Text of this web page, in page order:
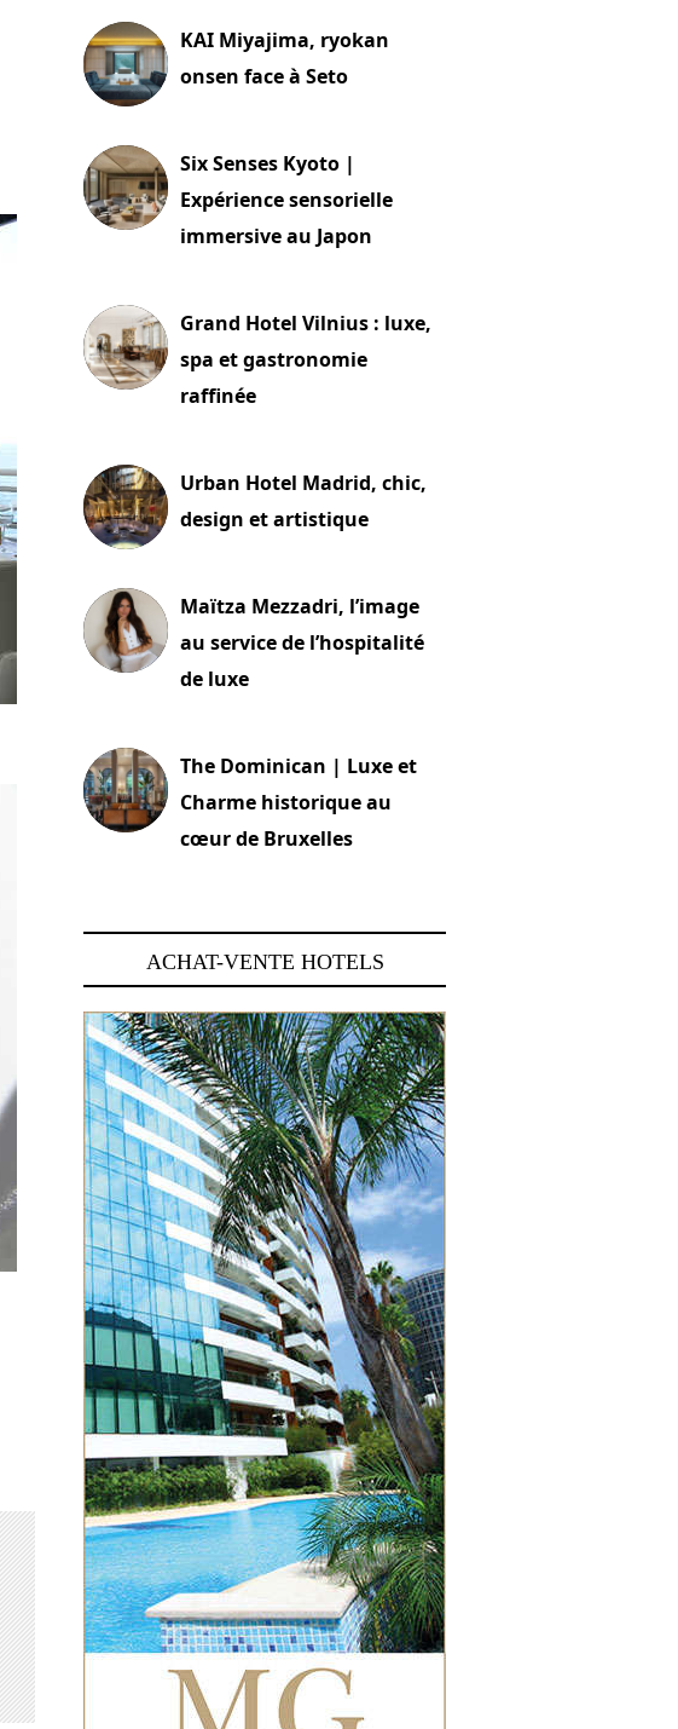
KAI Miyajima, ryokan
onsen face à Seto
Six Senses Kyoto |
Expérience sensorielle
immersive au Japon
Grand Hotel Vilnius : luxe,
spa et gastronomie
raffinée
Urban Hotel Madrid, chic,
design et artistique
Maïtza Mezzadri, l’image
au service de l’hospitalité
de luxe
The Dominican | Luxe et
Charme historique au
cœur de Bruxelles
ACHAT-VENTE HOTELS